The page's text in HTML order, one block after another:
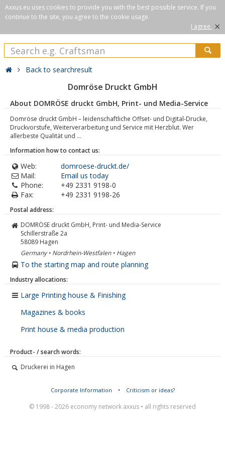
Axxus.eu uses cookies to provide you with the best possible service. If you
continue to the site, you agree to the cookie usage.
I agree. ×
Back to searchresult
Domröse Druckt GmbH
About DOMRÖSE druckt GmbH, Print- und Media-Service
Domröse druckt GmbH – leidenschaftliche Offset- und Digital-Drucke,
Druckvorstufe, Weiterverarbeitung und Service mit Herzblut. Wer
allerbeste Qualität und ...
Information how to contact us:
Web:
domroese-druckt.de/
Mail:
Email us today
Phone:
+49 2331 9198-0
Fax:
+49 2331 9198-26
Postal address:
DOMRÖSE druckt GmbH, Print- und Media-Service
Schillerstraße 2a
58089 Hagen
Germany • Nordrhein-Westfalen • Hagen
To the starting map and route planning
Industry allocations:
Large Printing house & Finishing
Magazines & books
Print house & media production
Product- / search words:
Druckerei in Hagen
Corporate Information • Criticism or ideas?
© 1998 - 2026 economy network axxus • all rights reserved